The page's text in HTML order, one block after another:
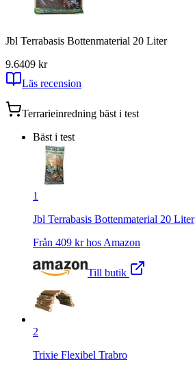
Jbl Terrabasis Bottenmaterial 20 Liter
9.6409 kr
Läs recension
Terrarieinredning bäst i test
Bäst i test
1
Jbl Terrabasis Bottenmaterial 20 Liter
Från 409 kr hos Amazon
Till butik
2
Trixie Flexibel Trabro